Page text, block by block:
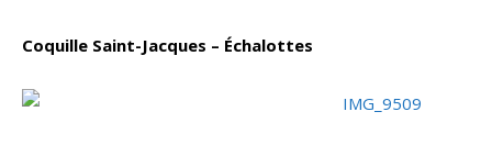
Coquille Saint-Jacques – Échalottes